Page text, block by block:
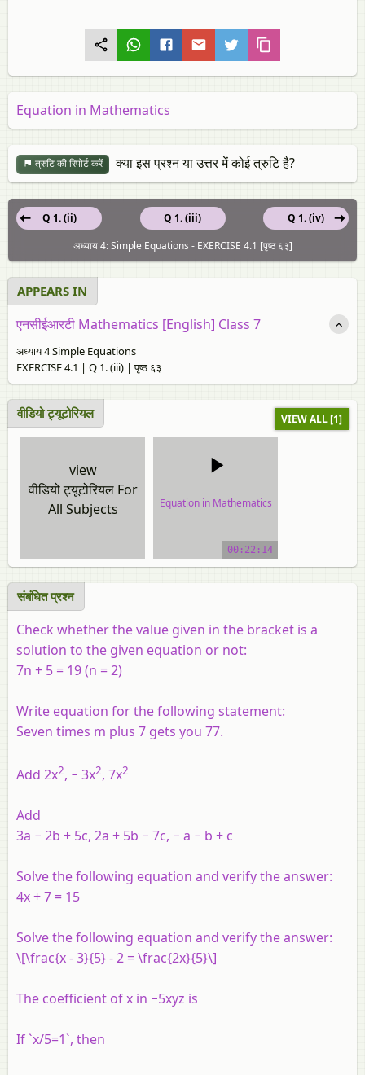
Equation in Mathematics
त्रुटि की रिपोर्ट करें क्या इस प्रश्न या उत्तर में कोई त्रुटि है?
Q 1. (iii)
Q 1. (ii)
Q 1. (iv)
अध्याय 4: Simple Equations - EXERCISE 4.1 [पृष्ठ ६३]
APPEARS IN
एनसीईआरटी Mathematics [English] Class 7
अध्याय 4 Simple Equations
EXERCISE 4.1 | Q 1. (iii) | पृष्ठ ६३
वीडियो ट्यूटोरियल VIEW ALL [1]
view
वीडियो ट्यूटोरियल For
All Subjects
Equation in Mathematics
00:22:14
संबंधित प्रश्न
Check whether the value given in the bracket is a
solution to the given equation or not:
7n + 5 = 19 (n = 2)
Write equation for the following statement:
Seven times m plus 7 gets you 77.
Add 2x2, − 3x2, 7x2
Add
3a − 2b + 5c, 2a + 5b − 7c, − a − b + c
Solve the following equation and verify the answer:
4x + 7 = 15
Solve the following equation and verify the answer:
\[\frac{x - 3}{5} - 2 = \frac{2x}{5}\]
The coefficient of x in −5xyz is
If `x/5=1`, then